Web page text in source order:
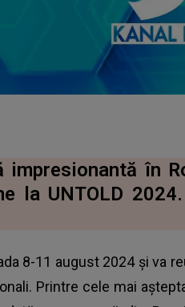
în
la UNTOLD
8-11 august 2024 și va
Printre cele mai